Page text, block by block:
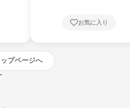
島県、
お気に入り
ップページへ